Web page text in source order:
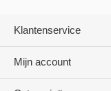
Klantenservice
Mijn account